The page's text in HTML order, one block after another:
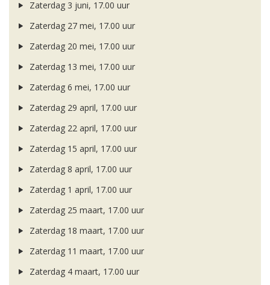
Zaterdag 3 juni, 17.00 uur
Zaterdag 27 mei, 17.00 uur
Zaterdag 20 mei, 17.00 uur
Zaterdag 13 mei, 17.00 uur
Zaterdag 6 mei, 17.00 uur
Zaterdag 29 april, 17.00 uur
Zaterdag 22 april, 17.00 uur
Zaterdag 15 april, 17.00 uur
Zaterdag 8 april, 17.00 uur
Zaterdag 1 april, 17.00 uur
Zaterdag 25 maart, 17.00 uur
Zaterdag 18 maart, 17.00 uur
Zaterdag 11 maart, 17.00 uur
Zaterdag 4 maart, 17.00 uur